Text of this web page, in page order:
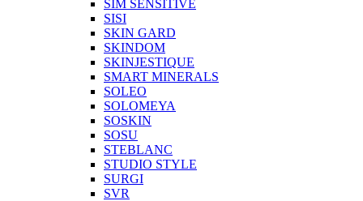
SIM SENSITIVE
SISI
SKIN GARD
SKINDOM
SKINJESTIQUE
SMART MINERALS
SOLEO
SOLOMEYA
SOSKIN
SOSU
STEBLANC
STUDIO STYLE
SURGI
SVR